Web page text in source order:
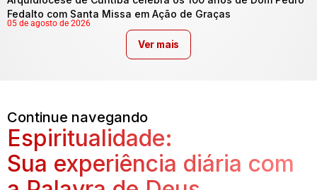
Fedalto com Santa Missa em Ação de Graças
05 de agosto de 2026
Ver mais
Continue navegando
Espiritualidade:
Sua experiência diária com